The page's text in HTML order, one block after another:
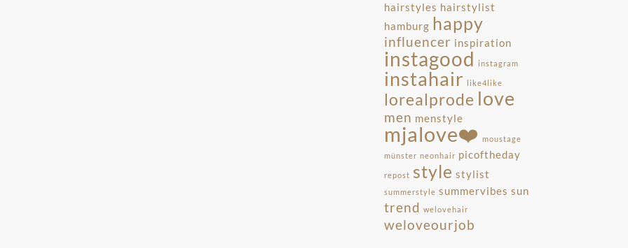
hairstyles hairstylist
hamburg happy
influencer inspiration
instagood instagram
instahair like4like
lorealprode love
men menstyle
mjalove❤️ moustage
münster neonhair picoftheday
repost style stylist
summerstyle summervibes sun
trend welovehair
weloveourjob